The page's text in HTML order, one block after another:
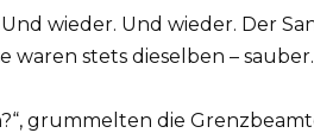
wieder. Und wieder. Der
waren stets dieselben – sauber.
grummelten die